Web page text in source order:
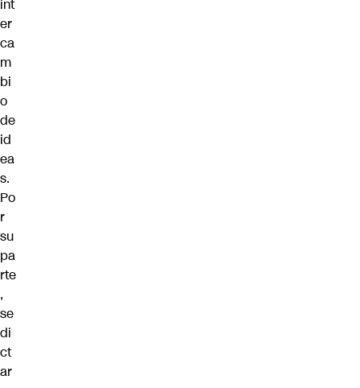
int
er
ca
m
bi
o
de
id
ea
s.
Po
r
su
pa
rte
,
se
di
ct
ar